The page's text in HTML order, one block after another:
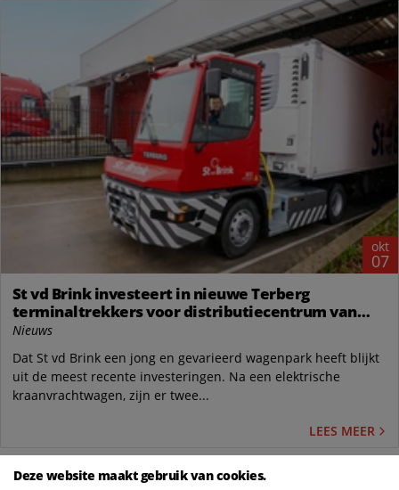
okt
07
St vd Brink investeert in nieuwe Terberg
terminaltrekkers voor distributiecentrum van
supermarktketen
Nieuws
Dat St vd Brink een jong en gevarieerd wagenpark heeft blijkt
uit de meest recente investeringen. Na een elektrische
kraanvrachtwagen, zijn er twee...
LEES MEER
Deze website maakt gebruik van cookies.